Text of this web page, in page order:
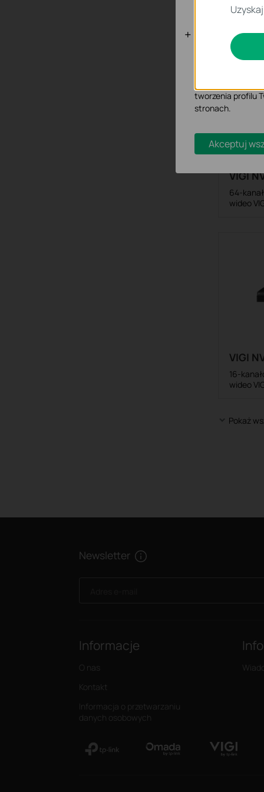
VIGI
64-
wideo
VIGI
16-
wideo
Pokaż
Newsletter
Informacje
O nas
Kontakt
Informacja o przetwarzaniu
danych osobowych
Cookies
Analiza - Te pliki
tworzenia profilu
stronach.
Akceptuj